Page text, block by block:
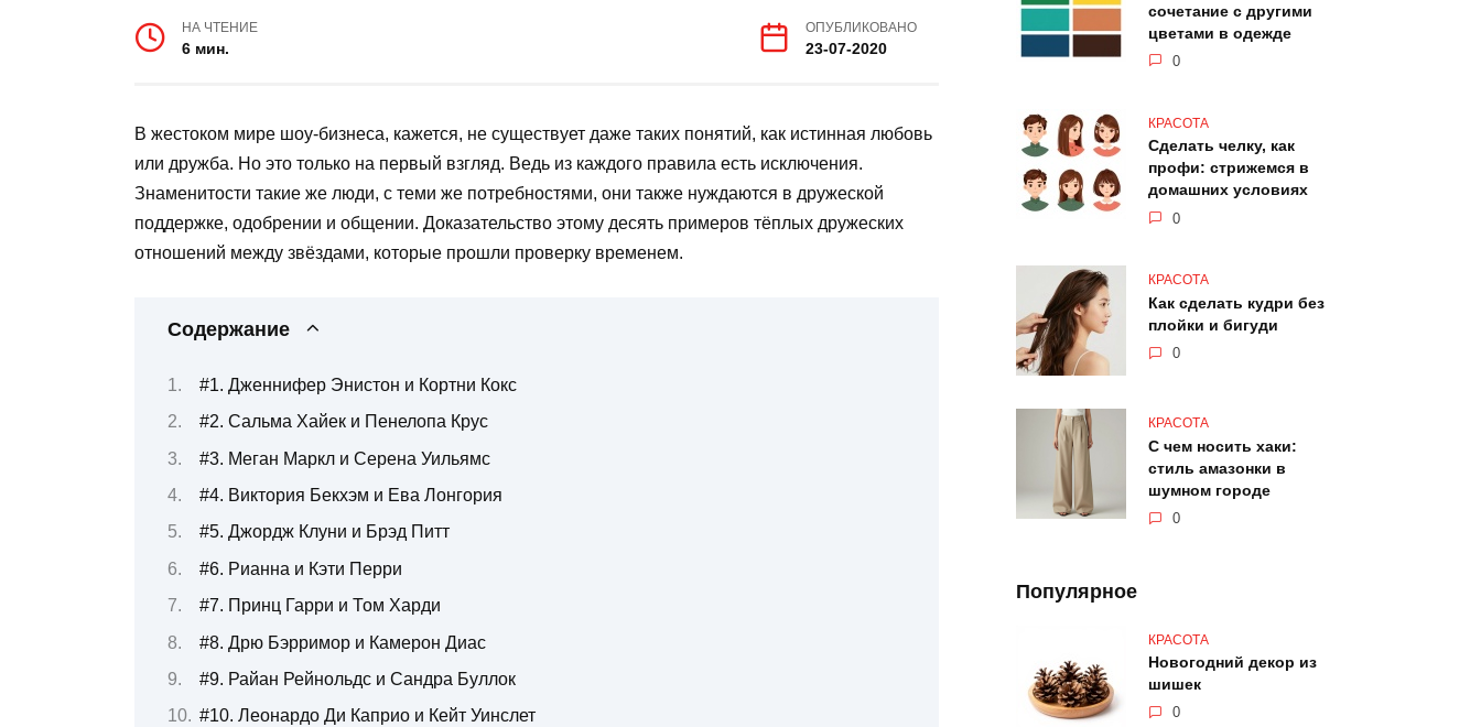
НА ЧТЕНИЕ
6 мин.
ОПУБЛИКОВАНО
23-07-2020
В жестоком мире шоу-бизнеса, кажется, не существует даже таких понятий, как истинная любовь
или дружба. Но это только на первый взгляд. Ведь из каждого правила есть исключения.
Знаменитости такие же люди, с теми же потребностями, они также нуждаются в дружеской
поддержке, одобрении и общении. Доказательство этому десять примеров тёплых дружеских
отношений между звёздами, которые прошли проверку временем.
Содержание
#1. Дженнифер Энистон и Кортни Кокс
#2. Сальма Хайек и Пенелопа Крус
#3. Меган Маркл и Серена Уильямс
#4. Виктория Бекхэм и Ева Лонгория
#5. Джордж Клуни и Брэд Питт
#6. Рианна и Кэти Перри
#7. Принц Гарри и Том Харди
#8. Дрю Бэрримор и Камерон Диас
#9. Райан Рейнольдс и Сандра Буллок
#10. Леонардо Ди Каприо и Кейт Уинслет
сочетание с другими
цветами в одежде
0
КРАСОТА
Сделать челку, как
профи: стрижемся в
домашних условиях
0
КРАСОТА
Как сделать кудри без
плойки и бигуди
0
КРАСОТА
С чем носить хаки:
стиль амазонки в
шумном городе
0
Популярное
КРАСОТА
Новогодний декор из
шишек
0